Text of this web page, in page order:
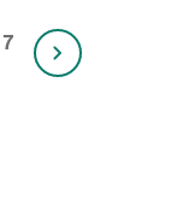
7